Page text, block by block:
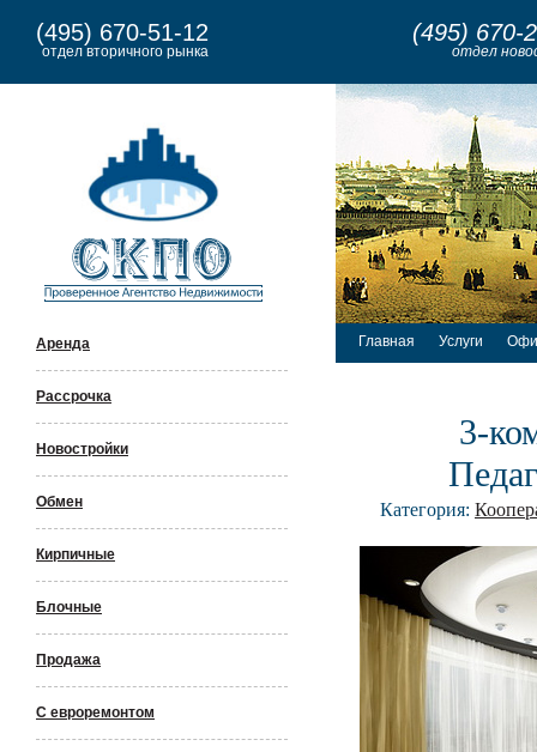
(495) 670-51-12
отдел вторичного рынка
(495) 670-
отдел
Аренда
Рассрочка
Новостройки
Обмен
Кирпичные
Блочные
Продажа
С евроремонтом
Главная Услуги
3-
Категория: